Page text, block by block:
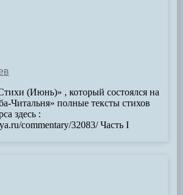
(Июнь)» , который состоялся на
Читальня» полные тексты стихов
здесь :
commentary/32083/ Часть I